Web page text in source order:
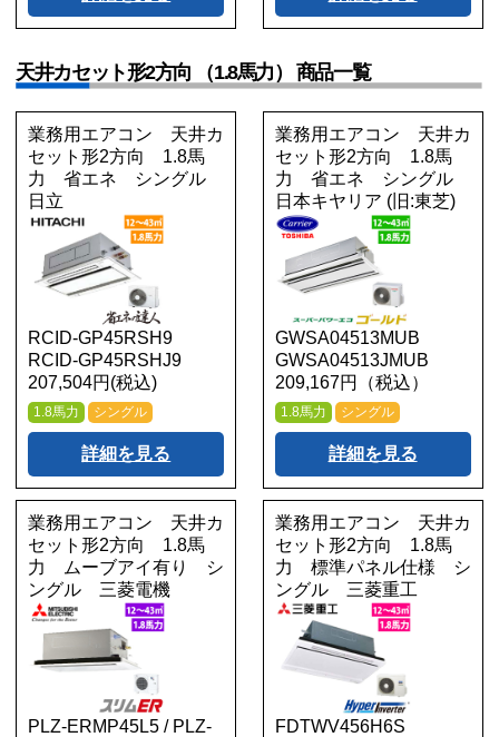
天井カセット形2方向 （1.8馬力） 商品一覧
業務用エアコン 天井カ
セット形2方向 1.8馬
力 省エネ シングル
日立
RCID-GP45RSH9
RCID-GP45RSHJ9
207,504円(税込)
1.8馬力 シングル
詳細を見る
業務用エアコン 天井カ
セット形2方向 1.8馬
力 省エネ シングル
日本キヤリア (旧:東芝)
GWSA04513MUB
GWSA04513JMUB
209,167円（税込）
1.8馬力 シングル
詳細を見る
業務用エアコン 天井カ
セット形2方向 1.8馬
力 ムーブアイ有り シ
ングル 三菱電機
PLZ-ERMP45L5 / PLZ-
業務用エアコン 天井カ
セット形2方向 1.8馬
力 標準パネル仕様 シ
ングル 三菱重工
FDTWV456H6S